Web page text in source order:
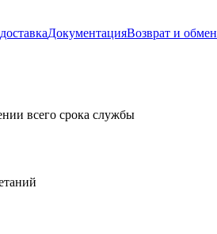
ДокументацияВозврат и обмен
всего срока службы